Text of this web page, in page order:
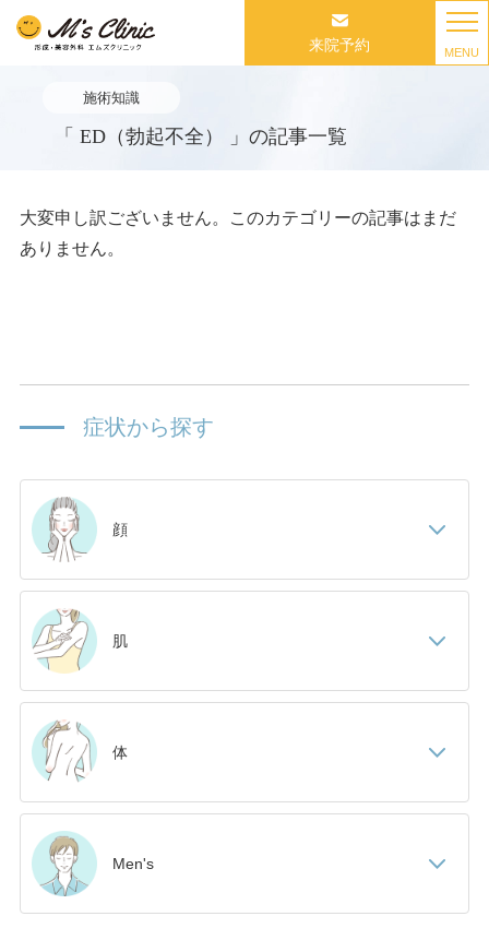
来院予約 MENU
施術知識
「 ED（勃起不全） 」の記事一覧
大変申し訳ございません。このカテゴリーの記事はまだ
ありません。
症状から探す
顔
肌
体
Men's